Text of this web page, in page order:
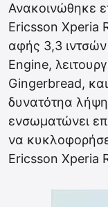
Ανακοινώθηκε
Ericsson Xperia
αφής 3,3
Engine,
Gingerbread,
δυνατότηα
ενσωματώνει
να
Ericsson Xperia